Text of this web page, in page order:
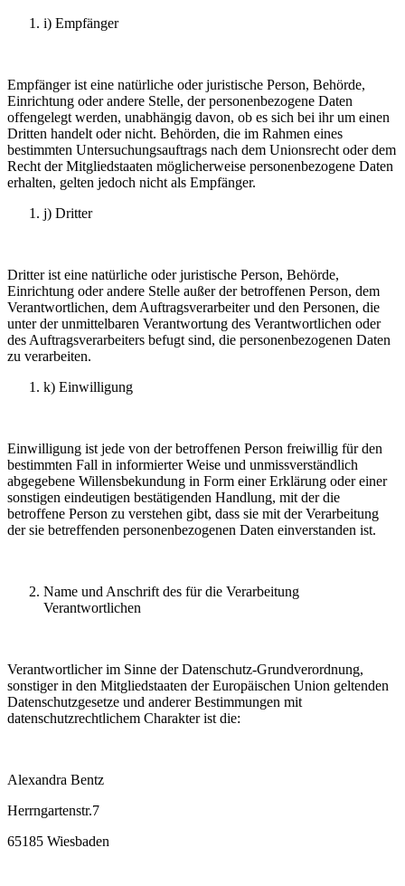
i) Empfänger
Empfänger ist eine natürliche oder juristische Person, Behörde,
Einrichtung oder andere Stelle, der personenbezogene Daten
offengelegt werden, unabhängig davon, ob es sich bei ihr um einen
Dritten handelt oder nicht. Behörden, die im Rahmen eines
bestimmten Untersuchungsauftrags nach dem Unionsrecht oder dem
Recht der Mitgliedstaaten möglicherweise personenbezogene Daten
erhalten, gelten jedoch nicht als Empfänger.
j) Dritter
Dritter ist eine natürliche oder juristische Person, Behörde,
Einrichtung oder andere Stelle außer der betroffenen Person, dem
Verantwortlichen, dem Auftragsverarbeiter und den Personen, die
unter der unmittelbaren Verantwortung des Verantwortlichen oder
des Auftragsverarbeiters befugt sind, die personenbezogenen Daten
zu verarbeiten.
k) Einwilligung
Einwilligung ist jede von der betroffenen Person freiwillig für den
bestimmten Fall in informierter Weise und unmissverständlich
abgegebene Willensbekundung in Form einer Erklärung oder einer
sonstigen eindeutigen bestätigenden Handlung, mit der die
betroffene Person zu verstehen gibt, dass sie mit der Verarbeitung
der sie betreffenden personenbezogenen Daten einverstanden ist.
Name und Anschrift des für die Verarbeitung
Verantwortlichen
Verantwortlicher im Sinne der Datenschutz-Grundverordnung,
sonstiger in den Mitgliedstaaten der Europäischen Union geltenden
Datenschutzgesetze und anderer Bestimmungen mit
datenschutzrechtlichem Charakter ist die:
Alexandra Bentz
Herrngartenstr.7
65185 Wiesbaden